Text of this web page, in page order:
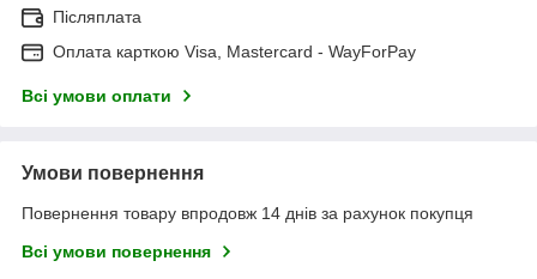
Післяплата
Оплата карткою Visa, Mastercard - WayForPay
Всі умови оплати
Умови повернення
Повернення товару впродовж 14 днів за рахунок покупця
Всі умови повернення